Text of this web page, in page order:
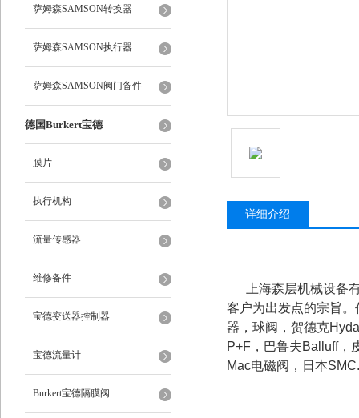
萨姆森SAMSON转换器
萨姆森SAMSON执行器
萨姆森SAMSON阀门备件
德国Burkert宝德
膜片
执行机构
流量传感器
维修备件
宝德变送器控制器
宝德流量计
Burkert宝德隔膜阀
详细介绍
上海森层机械设备
客户为出发点的宗旨
器，球阀，贺德克
P+F，巴鲁夫Balluff，
Mac电磁阀，日本